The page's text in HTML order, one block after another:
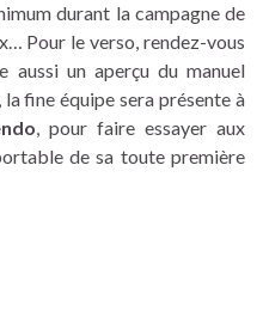
durant la campagne de
Pour le verso, rendez-vous
aussi un aperçu du manuel
la fine équipe sera présente à
, pour faire essayer aux
de sa toute première